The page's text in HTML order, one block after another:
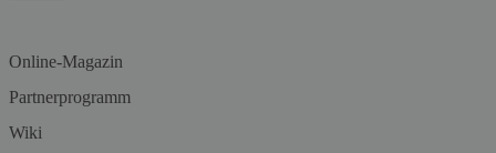
Online-Magazin
Partnerprogramm
Wiki